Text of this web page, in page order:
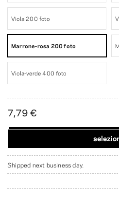
Viola 200 foto
Marrone-rosa 200 foto
Viola-verde 400 foto
7,79 €
Shipped next business day.